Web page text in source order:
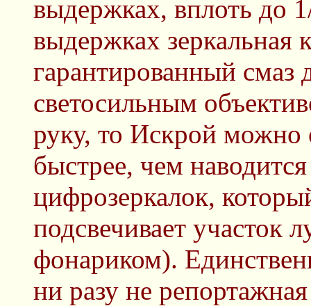
выдержках, вплоть до
выдержках зеркальная
гарантированный смаз
светосильным
руку, то Искрой можно
быстрее, чем
цифрозеркалок,
подсвечивает участок
фонариком).
ни разу не